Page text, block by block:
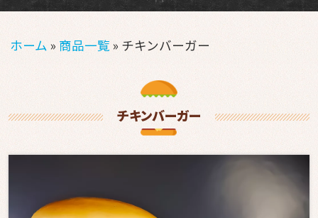
商品一覧
佐世
ホーム » 商品一覧 » チキンバーガー
チキンバーガー